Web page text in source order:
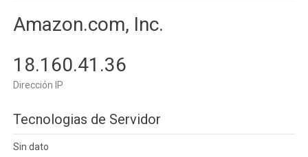
Amazon.com, Inc.
18.160.41.36
Dirección IP
Tecnologias de Servidor
Sin dato